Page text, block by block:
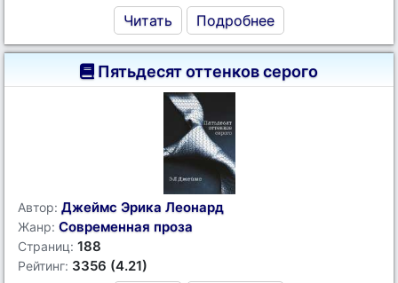
Читать Подробнее
Пятьдесят оттенков серого
Автор: Джеймс Эрика Леонард
Жанр: Современная проза
Страниц: 188
Рейтинг: 3356 (4.21)